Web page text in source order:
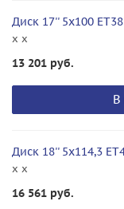
Диск 17'' 5x100 ET38
x x
13 201 руб.
В
Диск 18'' 5x114,3
x x
16 561 руб.